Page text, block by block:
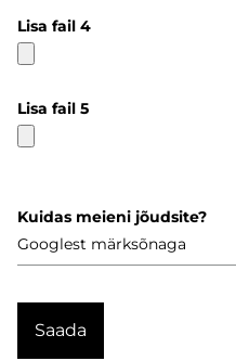
Lisa fail 4
Lisa fail 5
Kuidas meieni jõudsite?